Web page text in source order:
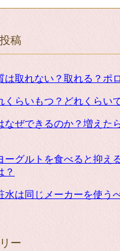
稿
は取れない？取れる？ポ
くらいもつ？どれくらい
なぜできるのか？増えた
ーグルトを食べると抑え
？
水は同じメーカーを使う
ー